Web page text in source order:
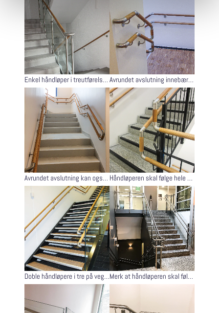
Enkel håndløper i treutførelse på glassrekkverk. Avrundet avslutning innebærer for eksempel at håndløperen kan avsluttes inn mot vegg.
Avrundet avslutning kan også løses ved at håndløpere i to høyder kan sammenføyes, slik som her. Håndløperen skal følge hele trappeløpet, slik som her.
Doble håndløpere i tre på vegg og på glassrekkverk. Merk at håndløperen skal følge hele trappeløpet for å unngå å hekte seg enden.